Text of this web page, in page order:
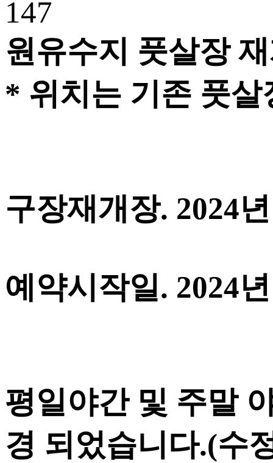
147
원유수지 풋살장
* 위치는 기존 풋
구장재개장. 2024
예약시작일. 2024
평일야간 및 주말
경 되었습니다.(수